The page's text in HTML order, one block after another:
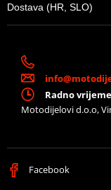
PDF Technical info
HOMOLOGATION /
APPROVAL
Position
kit
Line
Dostava (HR, SLO)
Radno
Motodijelovi d.o.o,
Facebook